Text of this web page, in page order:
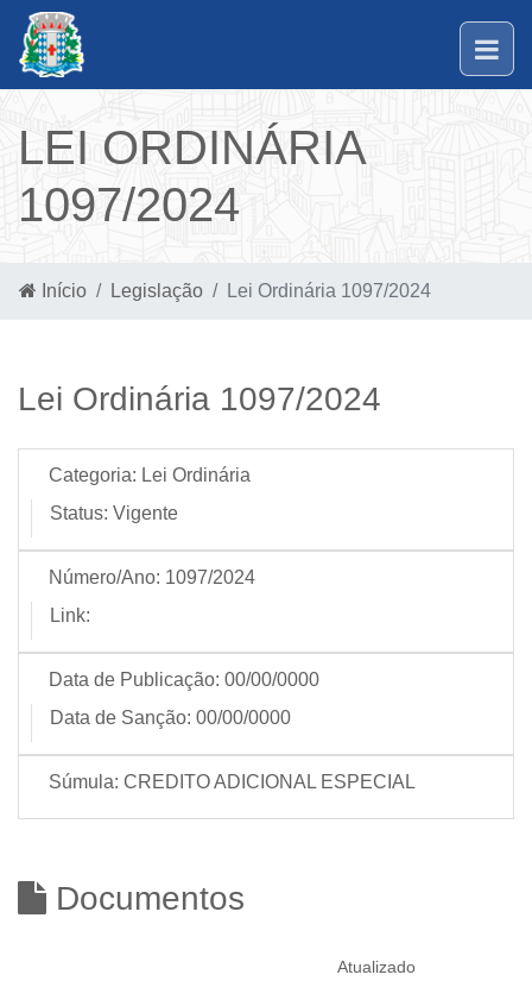
LEI ORDINÁRIA
1097/2024
Início Legislação Lei Ordinária 1097/2024
Lei Ordinária 1097/2024
Categoria: Lei Ordinária
Status: Vigente
Número/Ano: 1097/2024
Link:
Data de Publicação: 00/00/0000
Data de Sanção: 00/00/0000
Súmula: CREDITO ADICIONAL ESPECIAL
Documentos
Atualizado